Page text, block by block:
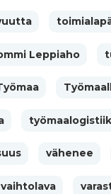
Leppiaho
vähenee
vaihtolava